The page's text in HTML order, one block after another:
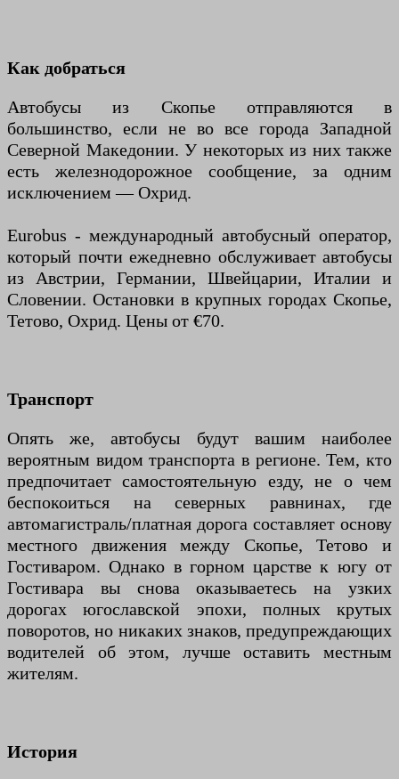
Как добраться
Автобусы из Скопье отправляются в
большинство, если не во все города Западной
Северной Македонии. У некоторых из них также
есть железнодорожное сообщение, за одним
исключением — Охрид.
Eurobus - международный автобусный оператор,
который почти ежедневно обслуживает автобусы
из Австрии, Германии, Швейцарии, Италии и
Словении. Остановки в крупных городах Скопье,
Тетово, Охрид. Цены от €70.
Транспорт
Опять же, автобусы будут вашим наиболее
вероятным видом транспорта в регионе. Тем, кто
предпочитает самостоятельную езду, не о чем
беспокоиться на северных равнинах, где
автомагистраль/платная дорога составляет основу
местного движения между Скопье, Тетово и
Гостиваром. Однако в горном царстве к югу от
Гостивара вы снова оказываетесь на узких
дорогах югославской эпохи, полных крутых
поворотов, но никаких знаков, предупреждающих
водителей об этом, лучше оставить местным
жителям.
История